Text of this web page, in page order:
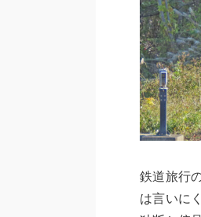
鉄道旅行
は言いに